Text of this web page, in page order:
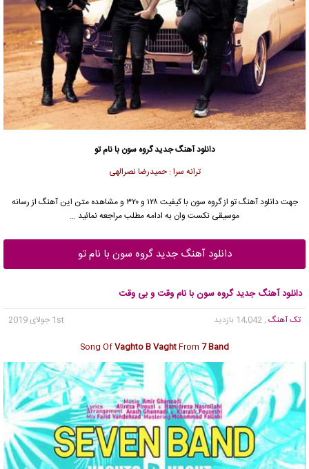
دانلود آهنگ جدیدگروه سون با نام تو
ترانه سرا : حمیدرضا نصرالهی
جهت دانلود آهنگ تو ازگروه سون
با کیفیت ۱۲۸ و ۳۲۰ و مشاهده متن این آهنگ از رسانه
موسیقی نکست وان به ادامه مطلب مراجعه نمائید …
دانلود آهنگ جدید گروه سون با نام تو
دانلود آهنگ جدید گروه سون با نام وقت و بی وقت
تک آهنگ , 14,042 بازدید
1st جولای 2019
Song OfVaghto B VaghtFrom 7 Band